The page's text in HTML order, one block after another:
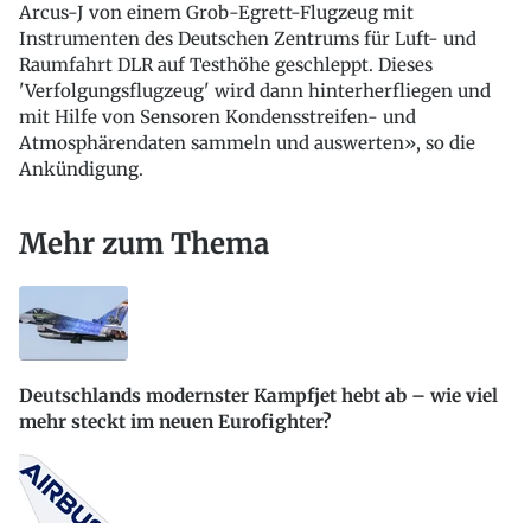
Arcus-J von einem Grob-Egrett-Flugzeug mit
Instrumenten des Deutschen Zentrums für Luft- und
Raumfahrt DLR auf Testhöhe geschleppt. Dieses
'Verfolgungsflugzeug' wird dann hinterherfliegen und
mit Hilfe von Sensoren Kondensstreifen- und
Atmosphärendaten sammeln und auswerten», so die
Ankündigung.
Mehr zum Thema
Deutschlands modernster Kampfjet hebt ab – wie viel
mehr steckt im neuen Eurofighter?